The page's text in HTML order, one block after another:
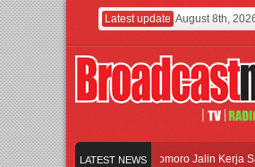
Latest update August 8th,
LATEST NEWS
Universitas Agung Podomoro Jalin Kerja Sama